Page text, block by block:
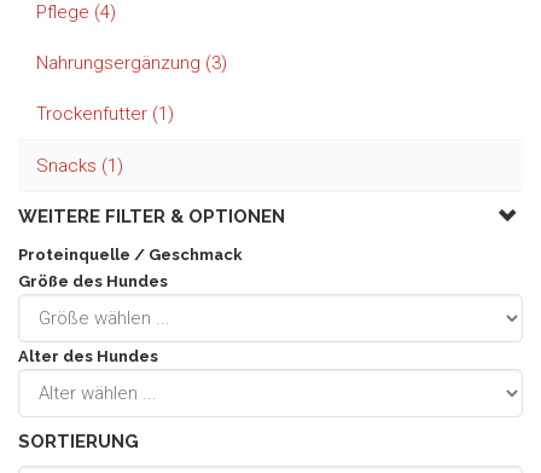
Pflege (4)
Nahrungsergänzung (3)
Trockenfutter (1)
Snacks (1)
WEITERE FILTER & OPTIONEN
Proteinquelle / Geschmack
Größe des Hundes
Alter des Hundes
SORTIERUNG